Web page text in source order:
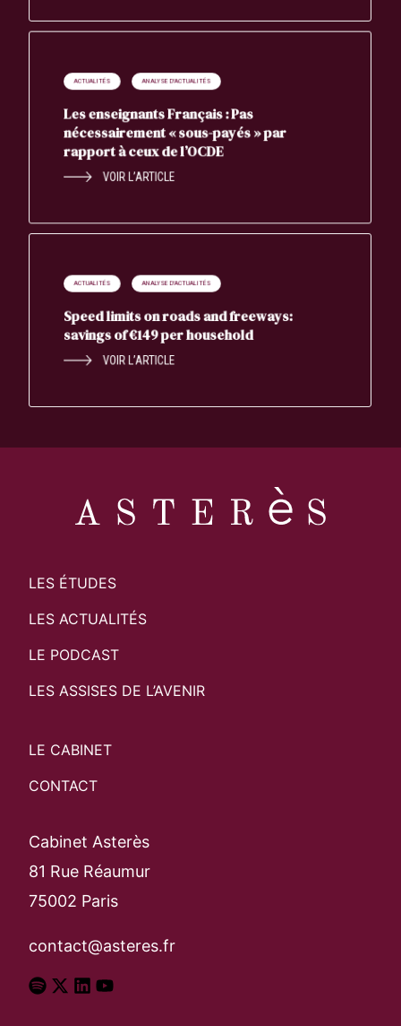
ACTUALITÉS ANALYSE D'ACTUALITÉS
Les enseignants Français : Pas
nécessairement « sous-payés » par
rapport à ceux de l’OCDE
VOIR L’ARTICLE
ACTUALITÉS ANALYSE D'ACTUALITÉS
Speed limits on roads and freeways:
savings of €149 per household
VOIR L’ARTICLE
LES ÉTUDES
LES ACTUALITÉS
LE PODCAST
LES ASSISES DE L’AVENIR
LE CABINET
CONTACT
Cabinet Asterès
81 Rue Réaumur
75002 Paris
contact@asteres.fr